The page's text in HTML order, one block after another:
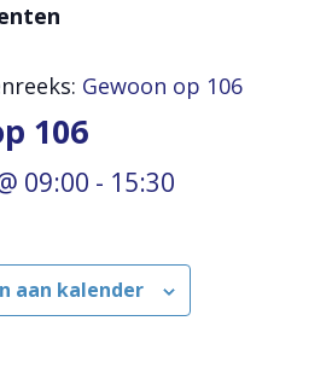
Gewoon op 106
106
09:00 - 15:30
aan kalender